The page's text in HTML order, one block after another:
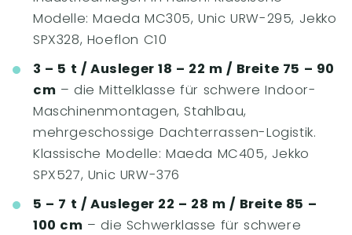
Modelle: Maeda MC305, Unic URW-295, Jekko
SPX328, Hoeflon C10
3 – 5 t / Ausleger 18 – 22 m / Breite 75 – 90
cm – die Mittelklasse für schwere Indoor-
Maschinenmontagen, Stahlbau,
mehrgeschossige Dachterrassen-Logistik.
Klassische Modelle: Maeda MC405, Jekko
SPX527, Unic URW-376
5 – 7 t / Ausleger 22 – 28 m / Breite 85 –
100 cm – die Schwerklasse für schwere